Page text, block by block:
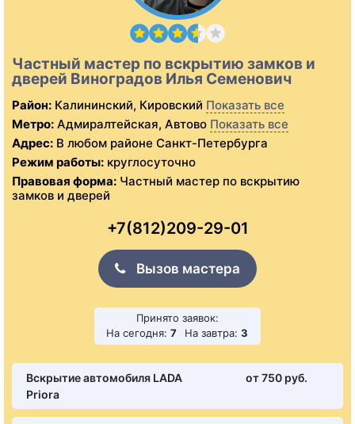
Частный мастер по вскрытию замков и
дверей Виноградов Илья Семенович
Район: Калининский, Кировский Показать все
Метро: Адмиралтейская, Автово Показать все
Адрес: В любом районе Санкт-Петербурга
Режим работы: круглосуточно
Правовая форма: Частный мастер по вскрытию
замков и дверей
+7(812)209-29-01
Вызов мастера
Принято заявок:
На сегодня: 7 На завтра: 3
Вскрытие автомобиля LADA
Priora
от 750 pуб.